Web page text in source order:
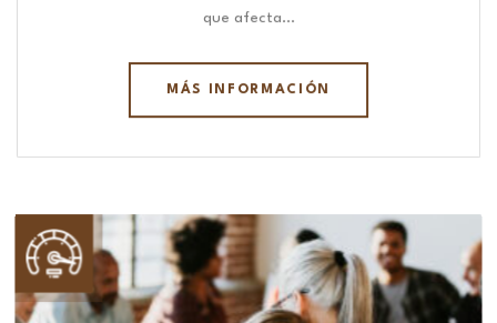
que afecta…
MÁS INFORMACIÓN